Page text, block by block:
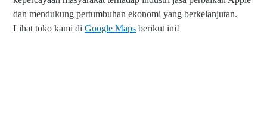
dan mendukung pertumbuhan ekonomi yang berkelanjutan.
Lihat toko kami di Google Maps berikut ini!